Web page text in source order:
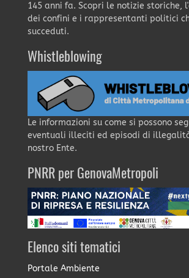
145 anni fa. Scopri le notizie storiche,
dei confini e i rappresentanti politici
succeduti.
Whistleblowing
Le informazioni su come si possono
eventuali illeciti ed episodi di
nostro Ente.
PNRR per GenovaMetropoli
Elenco siti tematici
Portale Ambiente